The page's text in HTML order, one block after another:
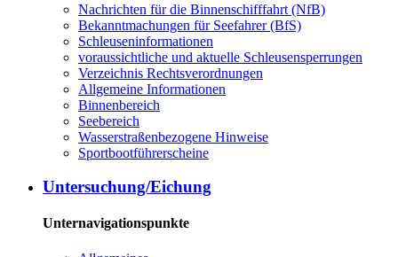
Nach­rich­ten für die Bin­nen­schiff­fahrt (NfB)
Be­kannt­ma­chun­gen für See­fah­rer (BfS)
Schleu­sen­in­for­ma­tio­nen
voraussichtliche und aktuelle Schleusensperrungen
Ver­zeich­nis Rechts­ver­ord­nun­gen
All­ge­mei­ne In­for­ma­tio­nen
Bin­nen­be­reich
See­be­reich
Was­ser­stra­ßen­be­zo­ge­ne Hin­wei­se
Sport­boot­füh­rer­schei­ne
Un­ter­su­chung/Ei­chung
Unternavigationspunkte